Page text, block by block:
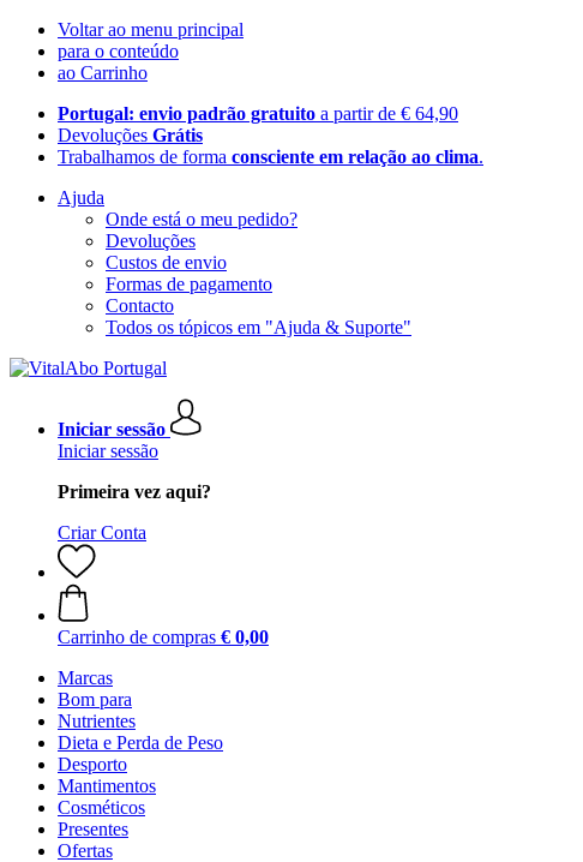
Voltar ao menu principal
para o conteúdo
ao Carrinho
Portugal: envio padrão gratuito a partir de € 64,90
Devoluções Grátis
Trabalhamos de forma consciente em relação ao clima.
Ajuda
Onde está o meu pedido?
Devoluções
Custos de envio
Formas de pagamento
Contacto
Todos os tópicos em "Ajuda & Suporte"
Iniciar sessão
Iniciar sessão
Primeira vez aqui?
Criar Conta
Carrinho de compras € 0,00
Marcas
Bom para
Nutrientes
Dieta e Perda de Peso
Desporto
Mantimentos
Cosméticos
Presentes
Ofertas